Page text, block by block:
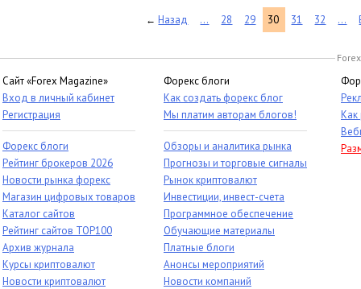
← Назад ... 28 29 30 31 32 ...
Сайт «Forex Magazine»
Вход в личный кабинет
Регистрация
Форекс блоги
Рейтинг брокеров 2026
Новости рынка форекс
Магазин цифровых товаров
Каталог сайтов
Рейтинг сайтов TOP100
Архив журнала
Курсы криптовалют
Новости криптовалют
Форекс блоги
Как создать форекс блог
Мы платим авторам блогов!
Обзоры и аналитика рынка
Прогнозы и торговые сигналы
Рынок криптовалют
Инвестиции, инвест-счета
Программное обеспечение
Обучающие материалы
Платные блоги
Анонсы мероприятий
Новости компаний
Как